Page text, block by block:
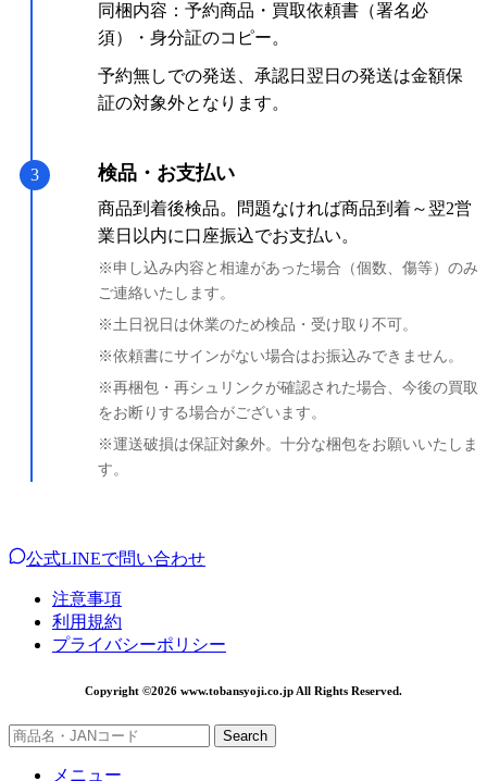
同梱内容：予約商品・買取依頼書（署名必
須）・身分証のコピー。
予約無しでの発送、承認日翌日の発送は金額保
証の対象外となります。
3 検品・お支払い
商品到着後検品。問題なければ商品到着～翌2営
業日以内に口座振込でお支払い。
※申し込み内容と相違があった場合（個数、傷等）のみ
ご連絡いたします。
※土日祝日は休業のため検品・受け取り不可。
※依頼書にサインがない場合はお振込みできません。
※再梱包・再シュリンクが確認された場合、今後の買取
をお断りする場合がございます。
※運送破損は保証対象外。十分な梱包をお願いいたしま
す。
公式LINEで問い合わせ
注意事項
利用規約
プライバシーポリシー
Copyright ©2026 www.tobansyoji.co.jp All Rights Reserved.
Search
メニュー